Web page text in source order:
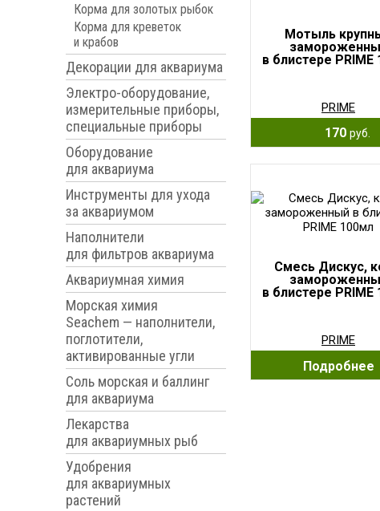
Корма для золотых рыбок
Корма для креветок
и крабов
Декорации для аквариума
Электро-оборудование,
измерительные приборы,
специальные приборы
Оборудование
для аквариума
Инструменты для ухода
за аквариумом
Наполнители
для фильтров аквариума
Аквариумная химия
Морская химия
Seachem — наполнители,
поглотители,
активированные угли
Соль морская и баллинг
для аквариума
Лекарства
для аквариумных рыб
Удобрения
для аквариумных
растений
Мотыль
в блистере PRIME
PRIME
170 руб.
Смесь Дискус,
в блистере PRIME
PRIME
Подробнее